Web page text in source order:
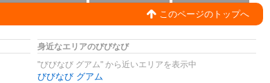
このページのトップへ
身近なエリアのびびなび
"びびなび グアム" から近いエリアを表示中
びびなび グアム